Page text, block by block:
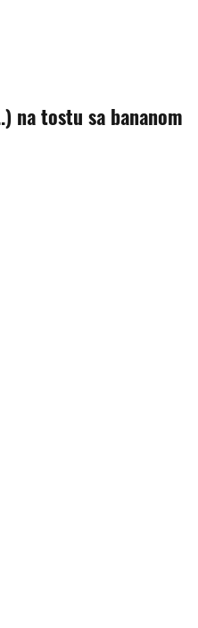
na tostu sa bananom